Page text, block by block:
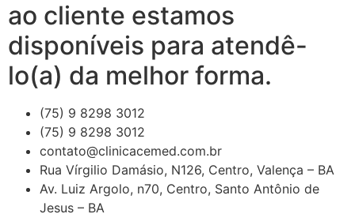
ao cliente estamos
disponíveis para atendê-
lo(a) da melhor forma.
(75) 9 8298 3012
(75) 9 8298 3012
contato@clinicacemed.com.br
Rua Vírgilio Damásio, N126, Centro, Valença – BA
Av. Luiz Argolo, n70, Centro, Santo Antônio de
Jesus – BA